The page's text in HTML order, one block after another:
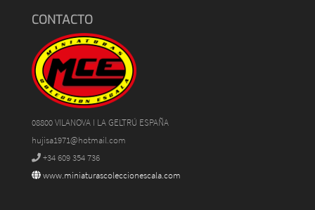
CONTACTO
08800 VILANOVA I LA GELTRÚ ESPAÑA
hujisa1971@hotmail.com
+34 609 354 736
www.miniaturascoleccionescala.com